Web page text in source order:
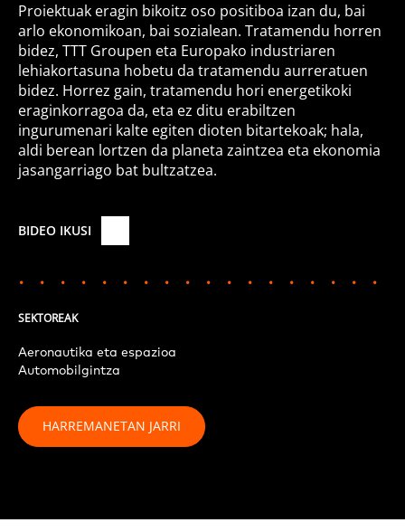
Proiektuak eragin bikoitz oso positiboa izan du, bai
arlo ekonomikoan, bai sozialean. Tratamendu horren
bidez, TTT Groupen eta Europako industriaren
lehiakortasuna hobetu da tratamendu aurreratuen
bidez. Horrez gain, tratamendu hori energetikoki
eraginkorragoa da, eta ez ditu erabiltzen
ingurumenari kalte egiten dioten bitartekoak; hala,
aldi berean lortzen da planeta zaintzea eta ekonomia
jasangarriago bat bultzatzea.
BIDEO IKUSI
SEKTOREAK
Aeronautika eta espazioa
Automobilgintza
HARREMANETAN JARRI